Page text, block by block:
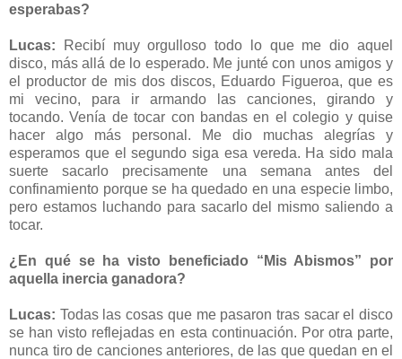
esperabas?
Lucas: Recibí muy orgulloso todo lo que me dio aquel
disco, más allá de lo esperado. Me junté con unos amigos y
el productor de mis dos discos, Eduardo Figueroa, que es
mi vecino, para ir armando las canciones, girando y
tocando. Venía de tocar con bandas en el colegio y quise
hacer algo más personal. Me dio muchas alegrías y
esperamos que el segundo siga esa vereda. Ha sido mala
suerte sacarlo precisamente una semana antes del
confinamiento porque se ha quedado en una especie limbo,
pero estamos luchando para sacarlo del mismo saliendo a
tocar.
¿En qué se ha visto beneficiado “Mis Abismos” por
aquella inercia ganadora?
Lucas: Todas las cosas que me pasaron tras sacar el disco
se han visto reflejadas en esta continuación. Por otra parte,
nunca tiro de canciones anteriores, de las que quedan en el